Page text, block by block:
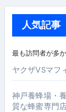
人気記事
最も訪問者が多
ヤクザVSマフ
神戸養蜂場・
質な蜂蜜専門